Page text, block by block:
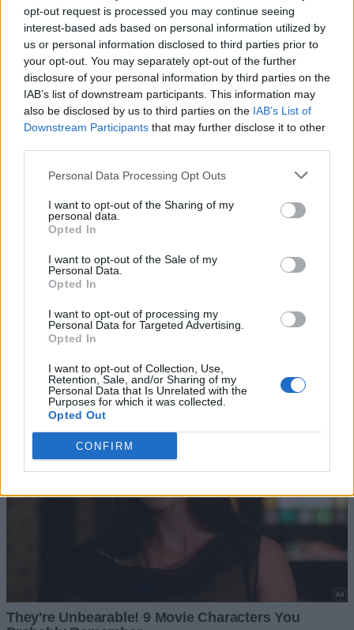
opt-out request is processed you may continue seeing
interest-based ads based on personal information utilized by
us or personal information disclosed to third parties prior to
your opt-out. You may separately opt-out of the further
disclosure of your personal information by third parties on the
IAB’s list of downstream participants. This information may
also be disclosed by us to third parties on the IAB’s List of
Downstream Participants that may further disclose it to other
Personal Data Processing Opt Outs
I want to opt-out of the Sharing of my
personal data.
Opted In
I want to opt-out of the Sale of my
Personal Data.
Opted In
I want to opt-out of processing my
Personal Data for Targeted Advertising.
Opted In
I want to opt-out of Collection, Use,
Retention, Sale, and/or Sharing of my
Personal Data that Is Unrelated with the
Purposes for which it was collected.
Opted Out
CONFIRM